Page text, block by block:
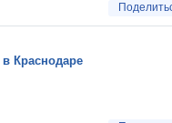
Краснодаре